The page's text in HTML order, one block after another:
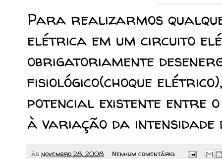
Para realizarmos
elétrica em um circuito
obrigatoriamente
fisiológico(choque
potencial existente entre
à variação da
às novembro 28, 2008 Nenhum comentário: